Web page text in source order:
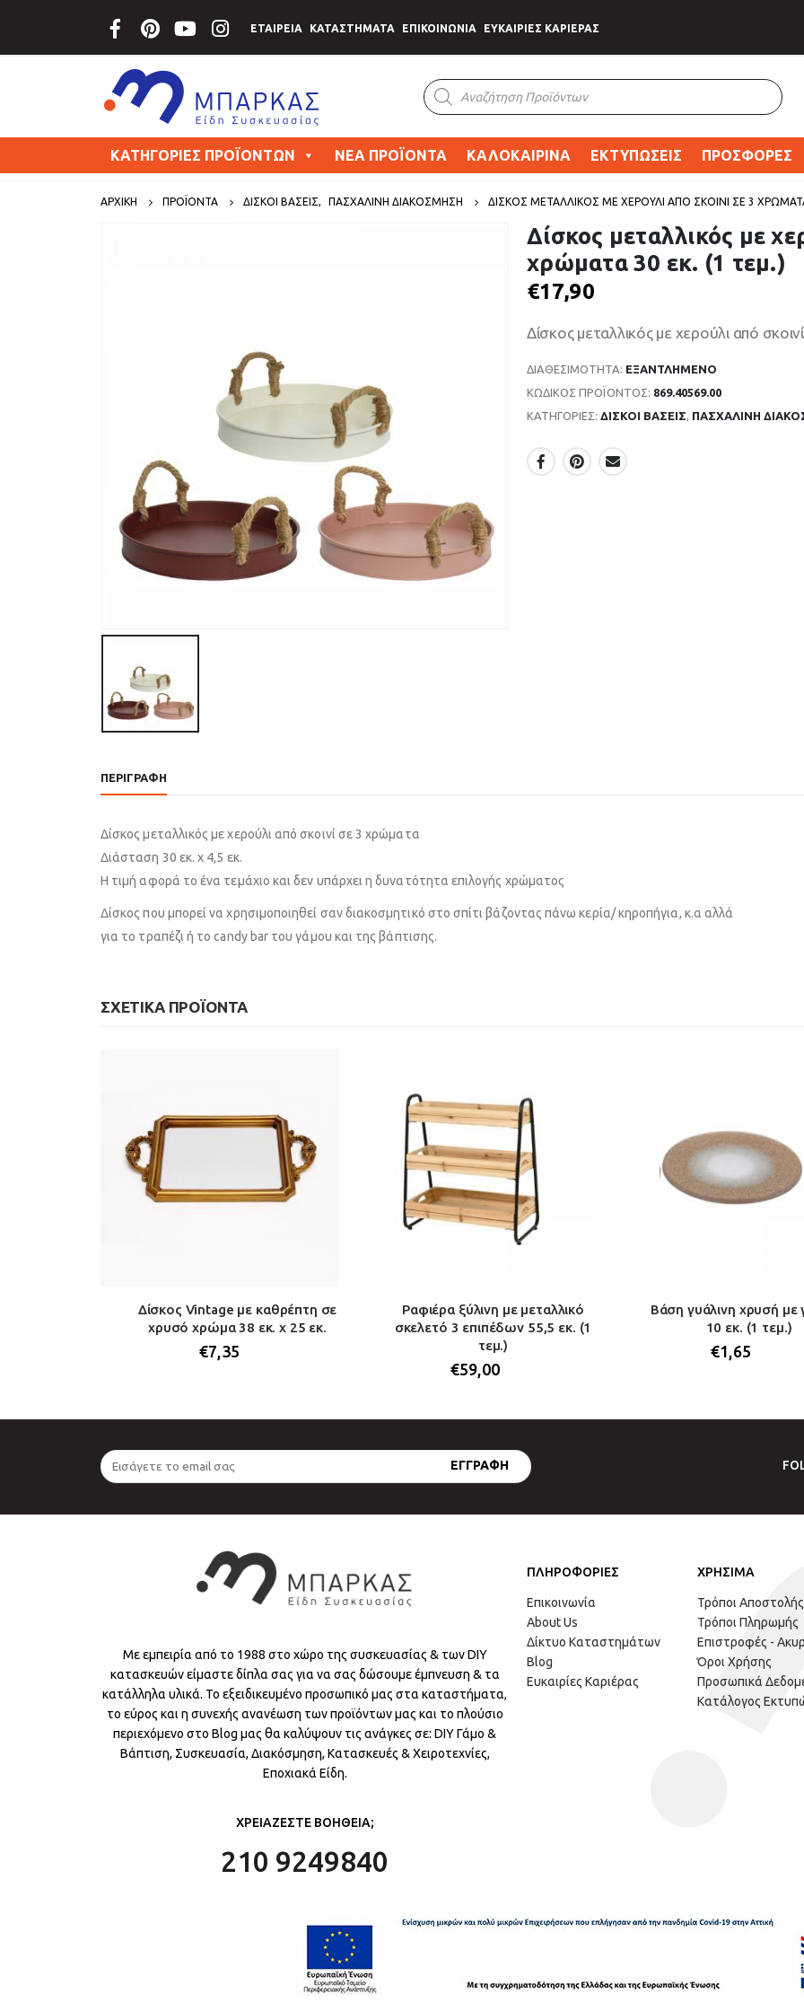
ΕΤΑΙΡΕΙΑ ΚΑΤΑΣΤΗΜΑΤΑ ΕΠΙΚΟΙΝΩΝΙΑ ΕΥΚΑΙΡΙΕΣ ΚΑΡΙΕΡΑΣ
Products
search
ΚΑΤΗΓΟΡΙΕΣ ΠΡΟΪΟΝΤΩΝ ΝΕΑ ΠΡΟΪΟΝΤΑ ΚΑΛΟΚΑΙΡΙΝΑ ΕΚΤΥΠΩΣΕΙΣ ΠΡΟΣΦΟΡΕΣ
ΑΡΧΙΚΗ ΠΡΟΪΟΝΤΑ ΔΙΣΚΟΙ ΒΑΣΕΙΣ, ΠΑΣΧΑΛΙΝΗ ΔΙΑΚΟΣΜΗΣΗ ΔΊΣΚΟΣ ΜΕΤΑΛΛΙΚΌΣ ΜΕ ΧΕΡΟΎΛΙ ΑΠΌ ΣΚΟΙΝΊ ΣΕ 3
Δίσκος μεταλλικός με
χρώματα 30 εκ. (1 τεμ.)
€17,90
Δίσκος μεταλλικός με χερούλι από
ΔΙΑΘΕΣΙΜΌΤΗΤΑ: ΕΞΑΝΤΛΗΜΈΝΟ
ΚΩΔΙΚΌΣ ΠΡΟΪΌΝΤΟΣ: 869.40569.00
ΚΑΤΗΓΟΡΊΕΣ: ΔΙΣΚΟΙ ΒΑΣΕΙΣ, ΠΑΣΧΑΛΙΝΗ
ΠΕΡΙΓΡΑΦΉ
Δίσκος μεταλλικός με χερούλι από σκοινί σε 3 χρώματα
Διάσταση 30 εκ. x 4,5 εκ.
Η τιμή αφορά το ένα τεμάχιο και δεν υπάρχει η δυνατότητα επιλογής χρώματος
Δίσκος που μπορεί να χρησιμοποιηθεί σαν διακοσμητικό στο σπίτι βάζοντας πάνω κερία/ κηροπήγια, κ.α αλλά
για το τραπέζι ή το candy bar του γάμου και της βάπτισης.
ΣΧΕΤΙΚΆ ΠΡΟΪΌΝΤΑ
Δίσκος Vintage με καθρέπτη σε
χρυσό χρώμα 38 εκ. x 25 εκ.
€7,35
Ραφιέρα ξύλινη με μεταλλικό
σκελετό 3 επιπέδων 55,5 εκ. (1
τεμ.)
€59,00
Βάση γυάλινη χρυσή με
10 εκ. (1 τεμ.)
€1,65
Με εμπειρία από το 1988 στο χώρο της συσκευασίας & των DIY
κατασκευών είμαστε δίπλα σας για να σας δώσουμε έμπνευση & τα
κατάλληλα υλικά. Το εξειδικευμένο προσωπικό μας στα καταστήματα,
το εύρος και η συνεχής ανανέωση των προϊόντων μας και το πλούσιο
περιεχόμενο στο Blog μας θα καλύψουν τις ανάγκες σε: DIY Γάμο &
Βάπτιση, Συσκευασία, Διακόσμηση, Κατασκευές & Χειροτεχνίες,
Εποχιακά Είδη.
ΧΡΕΙΑΖΕΣΤΕ ΒΟΗΘΕΙΑ;
210 9249840
ΠΛΗΡΟΦΟΡΙΕΣ
Επικοινωνία
About Us
Δίκτυο Καταστημάτων
Blog
Ευκαιρίες Καριέρας
ΧΡΗΣΙΜΑ
Τρόποι Αποστολής
Τρόποι Πληρωμής
Επιστροφές -
Όροι Χρήσης
Προσωπικά
Κατάλογος